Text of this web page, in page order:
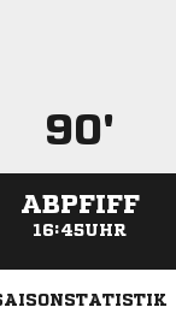
90'
ABPFIFF
16:45UHR
ANZEIGE